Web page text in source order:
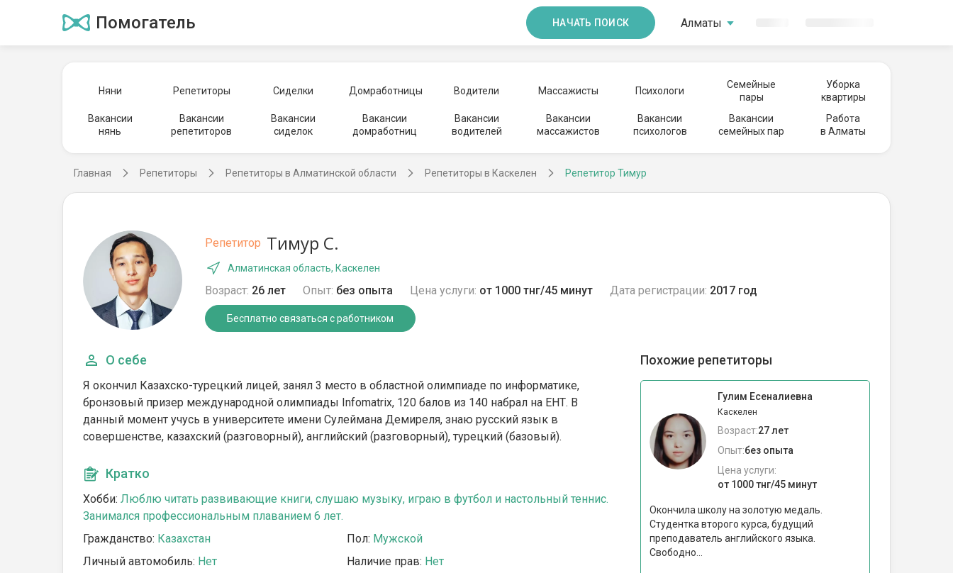
Помогатель НАЧАТЬ ПОИСК Алматы
Няни Репетиторы Сиделки Домработницы Водители Массажисты Психологи
Семейные
пары
Уборка
квартиры
Вакансии
нянь
Вакансии
репетиторов
Вакансии
сиделок
Вакансии
домработниц
Вакансии
водителей
Вакансии
массажистов
Вакансии
психологов
Вакансии
семейных пар
Работа
в Алматы
Главная Репетиторы Репетиторы в Алматинской области Репетиторы в Каскелен Репетитор Тимур
Репетитор Тимур С.
Алматинская область, Каскелен
Возраст: 26 лет Опыт: без опыта Цена услуги: от 1000 тнг/45 минут Дата регистрации: 2017 год
Бесплатно связаться с работником
О себе
Я окончил Казахско-турецкий лицей, занял 3 место в областной олимпиаде по информатике,
бронзовый призер международной олимпиады Infomatrix, 120 балов из 140 набрал на ЕНТ. В
данный момент учусь в университете имени Сулеймана Демиреля, знаю русский язык в
совершенстве, казахский (разговорный), английский (разговорный), турецкий (базовый).
Кратко
Хобби: Люблю читать развивающие книги, слушаю музыку, играю в футбол и настольный теннис.
Занимался профессиональным плаванием 6 лет.
Гражданство: Казахстан Пол: Мужской
Личный автомобиль: Нет Наличие прав: Нет
Похожие репетиторы
Гулим Есеналиевна
Каскелен
Возраст:27 лет
Опыт:без опыта
Цена услуги:
от 1000 тнг/45 минут
Окончила школу на золотую медаль.
Студентка второго курса, будущий
преподаватель английского языка.
Свободно...